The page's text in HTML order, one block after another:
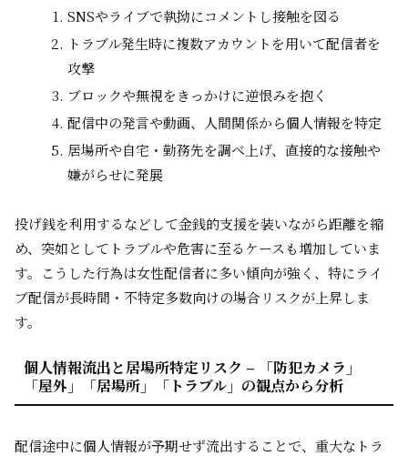
SNSやライブで執拗にコメントし接触を図る
トラブル発生時に複数アカウントを用いて配信者を
攻撃
ブロックや無視をきっかけに逆恨みを抱く
配信中の発言や動画、人間関係から個人情報を特定
居場所や自宅・勤務先を調べ上げ、直接的な接触や
嫌がらせに発展
投げ銭を利用するなどして金銭的支援を装いながら距離を縮
め、突如としてトラブルや危害に至るケースも増加していま
す。こうした行為は女性配信者に多い傾向が強く、特にライ
ブ配信が長時間・不特定多数向けの場合リスクが上昇しま
す。
個人情報流出と居場所特定リスク – 「防犯カメラ」
「屋外」「居場所」「トラブル」の観点から分析
配信途中に個人情報が予期せず流出することで、重大なトラ